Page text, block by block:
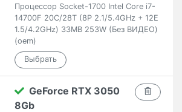
Процессор Socket-1700 Intel Core i7-
14700F 20C/28T (8P 2.1/5.4GHz + 12E
1.5/4.2GHz) 33MB 253W (Без ВИДЕО)
(oem)
GeForce RTX 3050
8Gb